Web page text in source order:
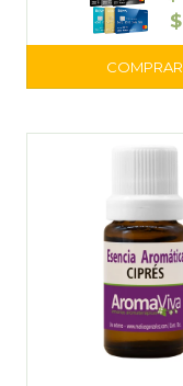
$